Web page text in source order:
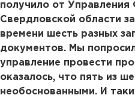
получило от
Свердловской области
времени шесть разных
документов. Мы
управление провести
оказалось, что пять из
необоснованными. И